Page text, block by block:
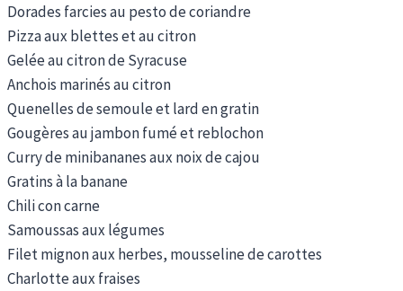
Dorades farcies au pesto de coriandre
Pizza aux blettes et au citron
Gelée au citron de Syracuse
Anchois marinés au citron
Quenelles de semoule et lard en gratin
Gougères au jambon fumé et reblochon
Curry de minibananes aux noix de cajou
Gratins à la banane
Chili con carne
Samoussas aux légumes
Filet mignon aux herbes, mousseline de carottes
Charlotte aux fraises